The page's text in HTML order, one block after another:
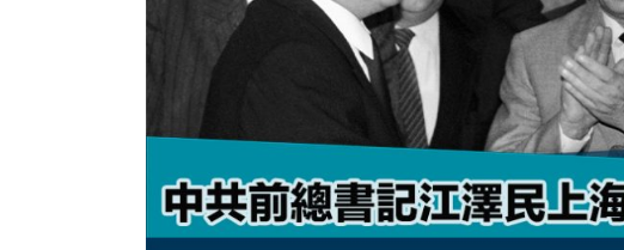
財經｜滙豐上調香港今年GDP預測至4.5%
本地｜假冒內地執法人員要求交「保證金」
財經｜日經失守6.5萬點後回穩 全周仍升近2%
15:47 財經｜恒隆10月換帥 玩具「反」斗城亞洲
15:11 財經｜韓股反覆波動收跌 連挫7周創逾3年最
財經｜內地7月美元計價出口增近24%勝預
12:44 財經｜日本春季三度入市撐日圓 4月單日斥
11:12 國際｜特朗普料美伊戰事快結束 承認部分彈